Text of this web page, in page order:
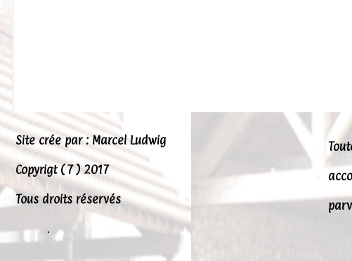
Site crée par : Marcel Ludwig
Copyrigt ( 7 ) 2017
Tous droits réservés
.